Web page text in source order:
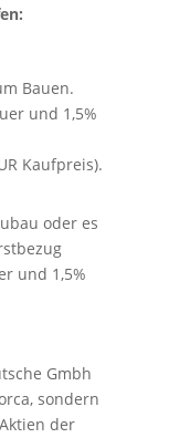
Bauen.
und 1,5%
Kaufpreis).
oder es
und 1,5%
Gmbh
sondern
der